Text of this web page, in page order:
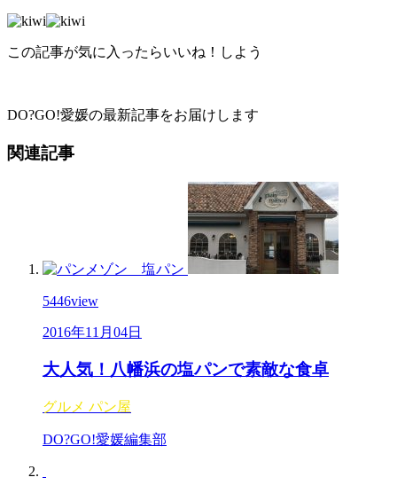
この記事が気に入ったらいいね！しよう
DO?GO!愛媛の最新記事をお届けします
関連記事
5446view
2016年11月04日
大人気！八幡浜の塩パンで素敵な食卓
グルメ パン屋
DO?GO!愛媛編集部